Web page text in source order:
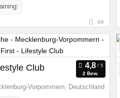
64
Club
2 Bew.
Vorpommern, Deutschland